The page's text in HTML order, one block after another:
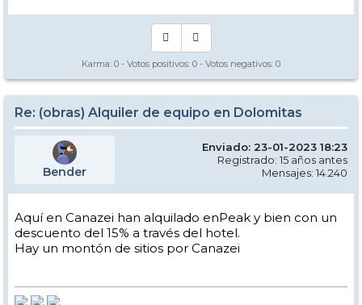
Karma: 0 - Votos positivos: 0 - Votos negativos: 0
Re: (obras) Alquiler de equipo en Dolomitas
Bender
Enviado: 23-01-2023 18:23
Registrado: 15 años antes
Mensajes: 14.240
Aquí en Canazei han alquilado enPeak y bien con un
descuento del 15% a través del hotel.
Hay un montón de sitios por Canazei